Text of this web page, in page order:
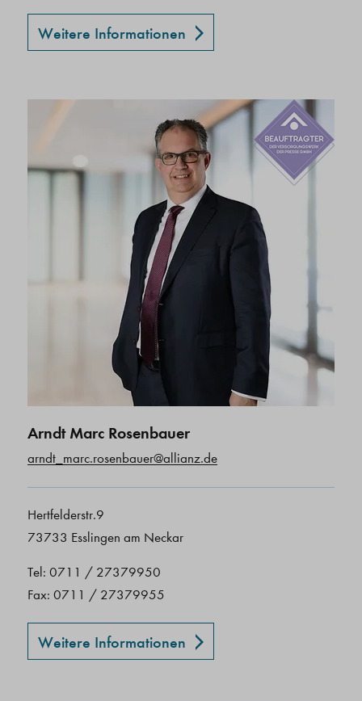
Weitere Informationen
Arndt Marc Rosenbauer
arndt_marc.rosenbauer@allianz.de
Hertfelderstr.9
73733 Esslingen am Neckar
Tel: 0711 / 27379950
Fax: 0711 / 27379955
Weitere Informationen